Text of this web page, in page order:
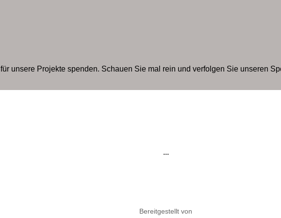
für unsere Projekte spenden. Schauen Sie mal rein und verfolgen Sie unseren